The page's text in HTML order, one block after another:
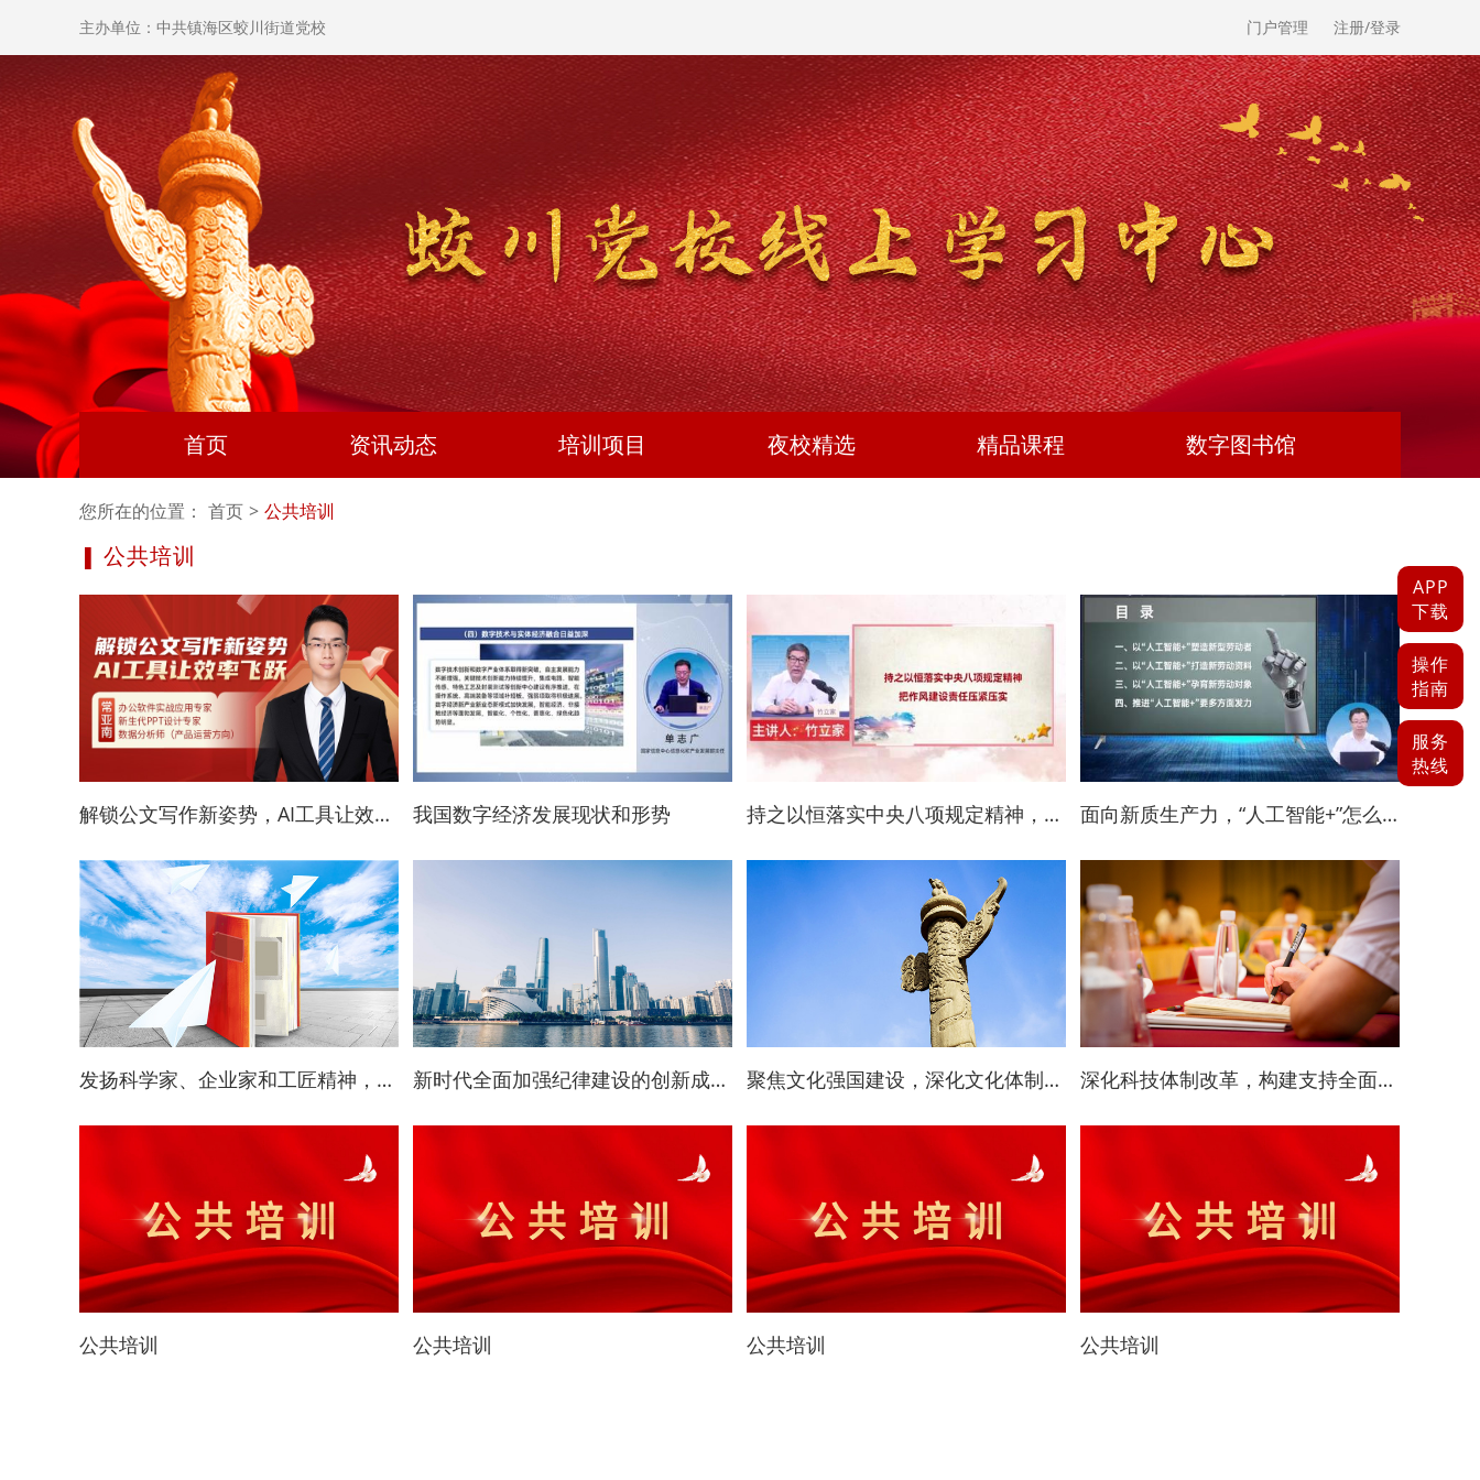
主办单位：中共镇海区蛟川街道党校 门户管理 注册/登录
首页 资讯动态 培训项目 夜校精选 精品课程 数字图书馆
您所在的位置： 首页 > 公共培训
公共培训
解锁公文写作新姿势，AI工具让效率飞跃 我国数字经济发展现状和形势 持之以恒落实中央八项规定精神，把作风建设责任压紧压实 面向新质生产力，“人工智能+”怎么加
发扬科学家、企业家和工匠精神，大力培育新型劳动者，助力新质生产力发展 新时代全面加强纪律建设的创新成果、突出特征与完善思路——深入学习贯彻习近平总书记关于党纪学习教育的重要讲话和重要指示精神 聚焦文化强国建设，深化文化体制机制改革 深化科技体制改革，构建支持全面创新体制机制
公共培训 公共培训 公共培训 公共培训
APP
下载
操作
指南
服务
热线